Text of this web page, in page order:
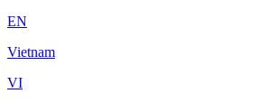
EN
Vietnam
VI